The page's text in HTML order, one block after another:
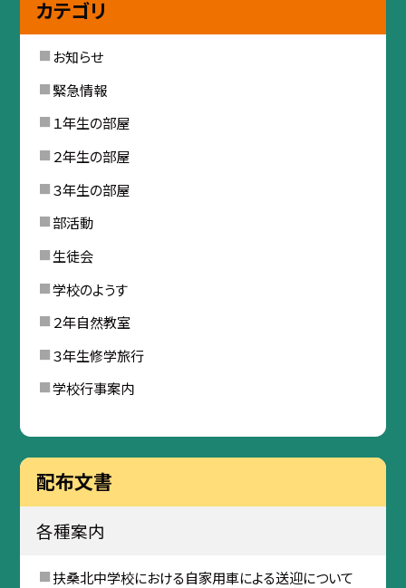
カテゴリ
お知らせ
緊急情報
１年生の部屋
２年生の部屋
３年生の部屋
部活動
生徒会
学校のようす
２年自然教室
３年生修学旅行
学校行事案内
配布文書
各種案内
扶桑北中学校における自家用車による送迎について